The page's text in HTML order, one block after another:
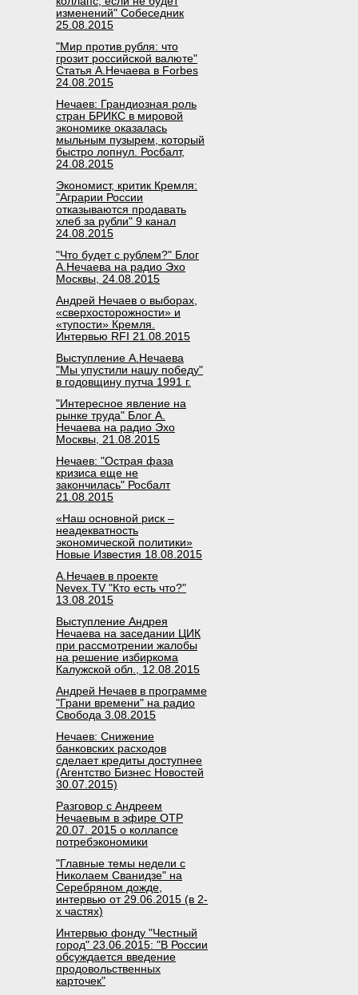
изменений" Собеседник
25.08.2015
"Мир против рубля: что
грозит российской валюте"
Статья А.Нечаева в Forbes
24.08.2015
Нечаев: Грандиозная роль
стран БРИКС в мировой
экономике оказалась
мыльным пузырем, который
быстро лопнул. Росбалт,
24.08.2015
Экономист, критик Кремля:
"Аграрии России
отказываются продавать
хлеб за рубли" 9 канал
24.08.2015
"Что будет с рублем?" Блог
А.Нечаева на радио Эхо
Москвы, 24.08.2015
Андрей Нечаев о выборах,
«сверхосторожности» и
«тупости» Кремля.
Интервью RFI 21.08.2015
Выступление А.Нечаева
"Мы упустили нашу победу"
в годовщину путча 1991 г.
"Интересное явление на
рынке труда" Блог А.
Нечаева на радио Эхо
Москвы, 21.08.2015
Нечаев: "Острая фаза
кризиса еще не
закончилась" Росбалт
21.08.2015
«Наш основной риск –
неадекватность
экономической политики»
Новые Известия 18.08.2015
А.Нечаев в проекте
Nevex.TV "Кто есть что?"
13.08.2015
Выступление Андрея
Нечаева на заседании ЦИК
при рассмотрении жалобы
на решение избиркома
Калужской обл., 12.08.2015
Андрей Нечаев в программе
"Грани времени" на радио
Свобода 3.08.2015
Нечаев: Снижение
банковских расходов
сделает кредиты доступнее
(Агентство Бизнес Новостей
30.07.2015)
Разговор с Андреем
Нечаевым в эфире ОТР
20.07. 2015 о коллапсе
потребэкономики
"Главные темы недели с
Николаем Сванидзе" на
Серебряном дожде,
интервью от 29.06.2015 (в 2-
х частях)
Интервью фонду "Честный
город" 23.06.2015: "В России
обсуждается введение
продовольственных
карточек"